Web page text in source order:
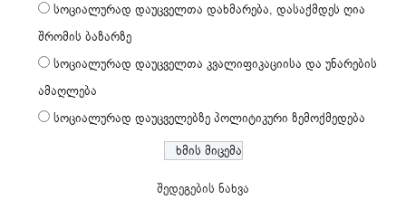
სოციალურად დაუცველთა დახმარება, დასაქმდეს ღია
შრომის ბაზარზე
სოციალურად დაუცველთა კვალიფიკაციისა და უნარების
ამაღლება
სოციალურად დაუცველებზე პოლიტიკური ზემოქმედება
შედეგების ნახვა